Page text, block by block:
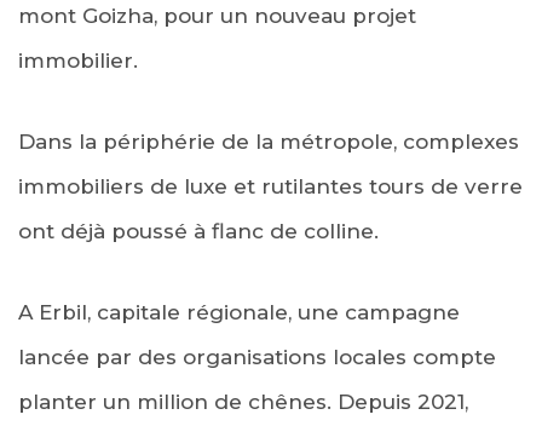
mont Goizha, pour un nouveau projet
immobilier.
Dans la périphérie de la métropole, complexes
immobiliers de luxe et rutilantes tours de verre
ont déjà poussé à flanc de colline.
A Erbil, capitale régionale, une campagne
lancée par des organisations locales compte
planter un million de chênes. Depuis 2021,